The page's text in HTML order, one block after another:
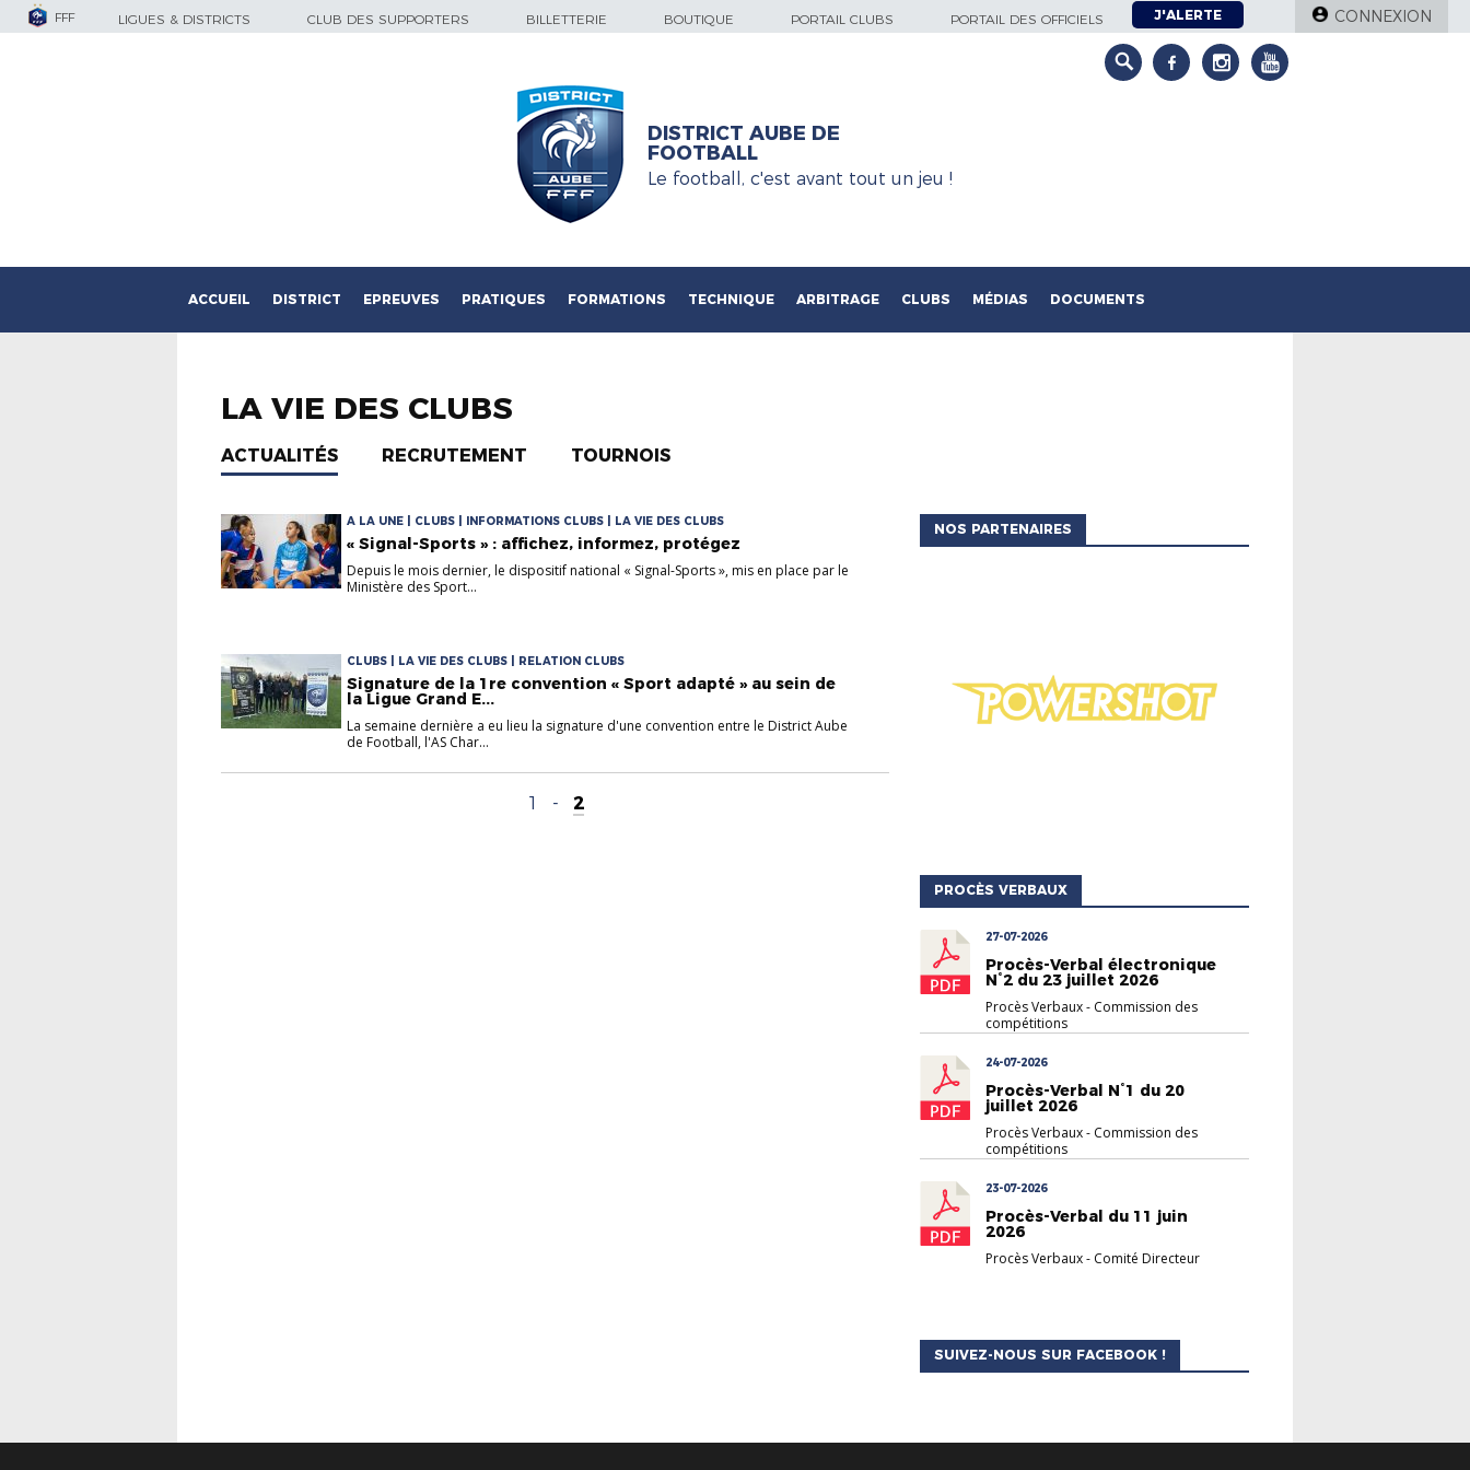
FFF LIGUES & DISTRICTS CLUB DES SUPPORTERS BILLETTERIE BOUTIQUE PORTAIL CLUBS PORTAIL DES OFFICIELS J'ALERTE CONNEXION
DISTRICT AUBE DE
FOOTBALL
Le football, c'est avant tout un jeu !
ACCUEIL DISTRICT EPREUVES PRATIQUES FORMATIONS TECHNIQUE ARBITRAGE CLUBS MÉDIAS DOCUMENTS
LA VIE DES CLUBS
ACTUALITÉS RECRUTEMENT TOURNOIS
A LA UNE | CLUBS | INFORMATIONS CLUBS | LA VIE DES CLUBS
« Signal-Sports » : affichez, informez, protégez
Depuis le mois dernier, le dispositif national « Signal-Sports », mis en place par le
Ministère des Sport...
CLUBS | LA VIE DES CLUBS | RELATION CLUBS
Signature de la 1re convention « Sport adapté » au sein de
la Ligue Grand E...
La semaine dernière a eu lieu la signature d'une convention entre le District Aube
de Football, l'AS Char...
1 - 2
NOS PARTENAIRES
PROCÈS VERBAUX
27-07-2026
Procès-Verbal électronique
N°2 du 23 juillet 2026
Procès Verbaux- Commission des
compétitions
24-07-2026
Procès-Verbal N°1 du 20
juillet 2026
Procès Verbaux- Commission des
compétitions
23-07-2026
Procès-Verbal du 11 juin
2026
Procès Verbaux- Comité Directeur
SUIVEZ-NOUS SUR FACEBOOK !